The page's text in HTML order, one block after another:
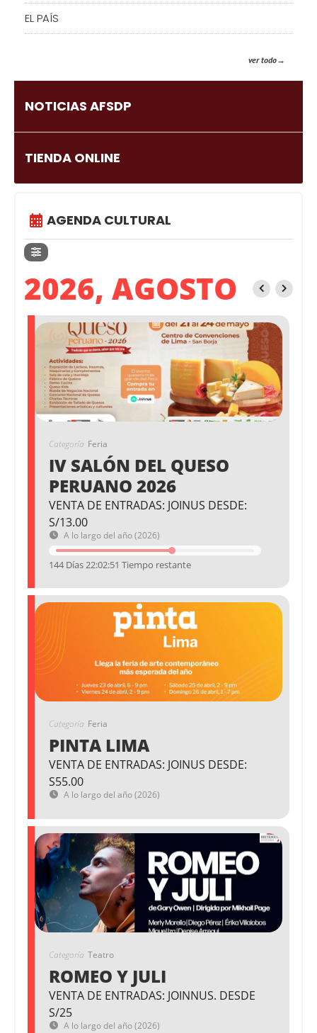
EL PAÍS
ver todo
NOTICIAS AFSDP
TIENDA ONLINE
AGENDA CULTURAL
2026, AGOSTO
Categoría Feria
IV SALÓN DEL QUESO
PERUANO 2026
VENTA DE ENTRADAS: JOINUS DESDE:
S/13.00
A lo largo del año (2026)
144 Días 22:02:51 Tiempo restante
Categoría Feria
PINTA LIMA
VENTA DE ENTRADAS: JOINUS DESDE:
S55.00
A lo largo del año (2026)
Categoría Teatro
ROMEO Y JULI
VENTA DE ENTRADAS: JOINNUS. DESDE
S/25
A lo largo del año (2026)